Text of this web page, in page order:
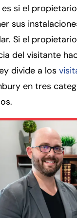
si el
sus
Si el
del visitante
divide a los
en tres